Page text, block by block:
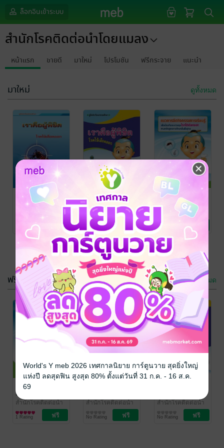
ล็อกอินเข้าระบบ
สำนักโรคติดต่อนำโดยแมลง
หน้าแรก ขายดี มาใหม่ โปรโมชัน ฟรีกระจาย แนะนำ
มาใหม่ ดูทั้งหมด
เราคื่อผู้พิชิต
โรคไข้เลือด
ออก
มัธยมศึกษา
สำนักโรคติดต่อนำ
โดยแมลง
โรคติดต่อนำโดย
แมลง
No Rating
เราคื่อผู้พิชิต
โรคไข้เลือด
ออก ประถม
ศึกษา
สำนักโรคติดต่อนำ
โดยแมลง
/ สำนัก
โรคติดต่อนำโดย
แมลง
สุขภาพ
No Rating
แนวการจัด
กิจกรรมการ
เรียนรู้ เพื่อ
ป้องกันควบคุม
โรคไข้เลือด
ออก
สำนักโรคติดต่อนำ
โดยแมลง
โรคติดต่อนำโดย
แมลง
สุขภาพ
1 Rating
คู่มือคุณลักษณะ
วัสดุ
วิทยาศาสตร์
การแพทย์
กลุ่มมาตรฐานการ
ตรวจวินิจฉัย สำนัก
โรคติดต่อนำโดย
แมลง/ สำนักโรค
ติดต่อนำโดยแมลง
วิทยาศาสตร์และ
เทคโนโลยี
No Rating
ฟรีกระจาย ดูทั้งหมด
แนวการจัด
กิจกรรมการ
เรียนรู้ เพื่อ
ป้องกันควบคุม
โรคไข้เลือด
สำนักโรคติดต่อนำ
โดยแมลง/ สำนัก
โรคติดต่อนำโดย
สุขภาพ
1 Rating
ออก
มัธยมศึกษา
สำนักโรคติดต่อนำ
โดยแมลง/ สำนัก
โรคติดต่อนำโดย
No Rating
ออก ประถม
สำนักโรคติดต่อนำ
/ สำนัก
โรคติดต่อนำโดย
No Rating
World's Y meb 2026 เทศกาลนิยาย การ์ตูนวาย สุดยิ่งใหญ่
แห่งปี ลดสุดฟิน สูงสุด 80% ตั้งแต่วันที่ 31 ก.ค. - 16 ส.ค.
69